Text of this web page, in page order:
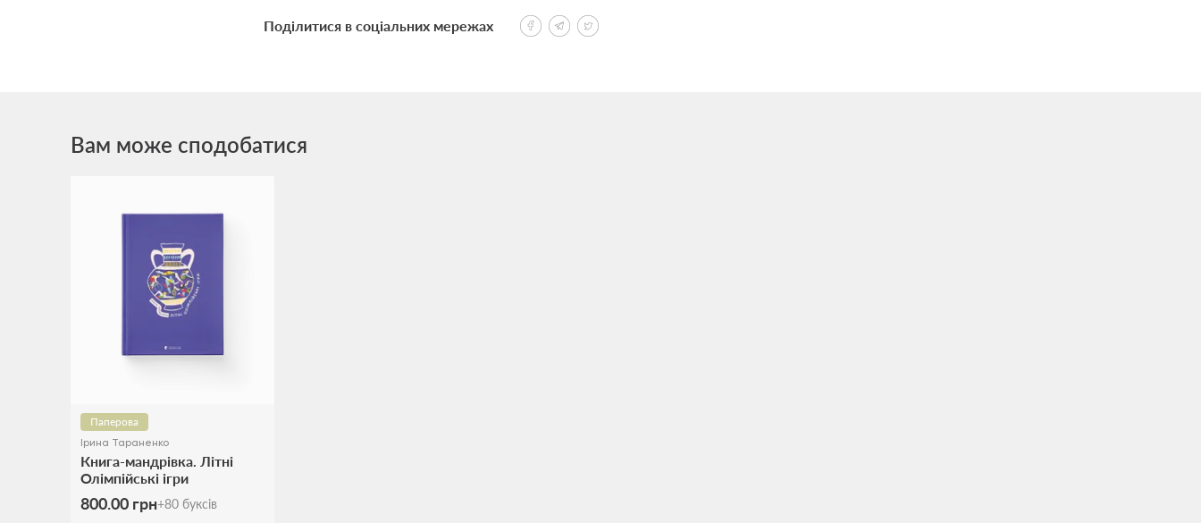
Поділитися в соціальних мережах
Вам може сподобатися
Паперова
Ірина Тараненко
Книга-мандрівка. Літні
Олімпійські ігри
800.00 грн+80 буксів